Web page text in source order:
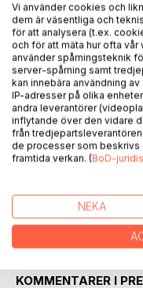
BESKRIVNING
Släktkrönika över Albin
1888 och Albert och
idag. Båda familjerna
fiskade.
KOMMENTARER I
Vi använder cookies och
dem är väsentliga och
för att analysera (t.ex.
och för att mäta hur ofta
använder spårningsteknik
server-spårning samt
kan innebära användning
IP-adresser på olika
andra leverantörer
inflytande över den vidare
från
de processer som beskrivs
framtida verkan. (BoD-
NEKA